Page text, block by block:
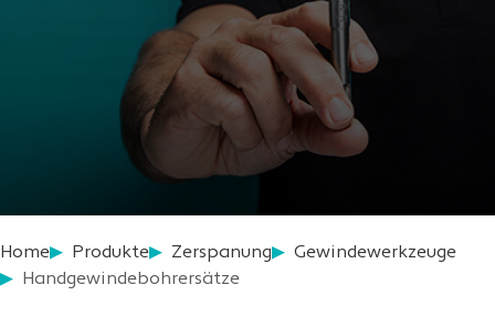
Home Produkte Zerspanung
Gewindewerkzeuge
Handgewindebohrersätze